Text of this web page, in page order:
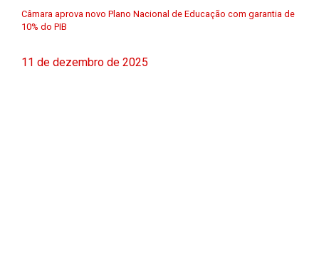
Câmara aprova novo Plano Nacional de Educação com garantia de
10% do PIB
11 de dezembro de 2025